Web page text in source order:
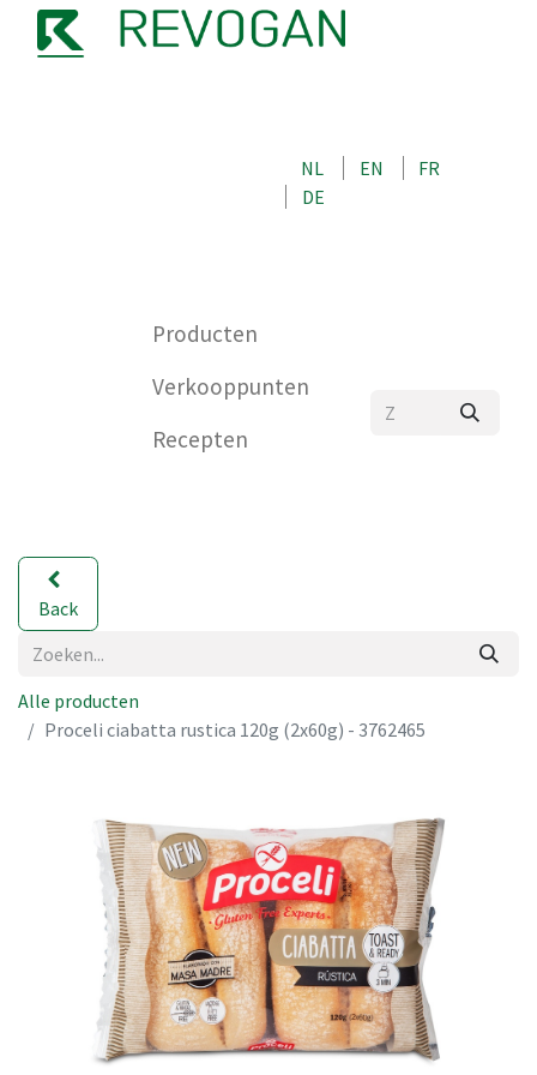
NL EN
FR
DE
Producten
Verkooppunten
Recepten
Back
Alle producten
Proceli ciabatta rustica 120g (2x60g) - 3762465